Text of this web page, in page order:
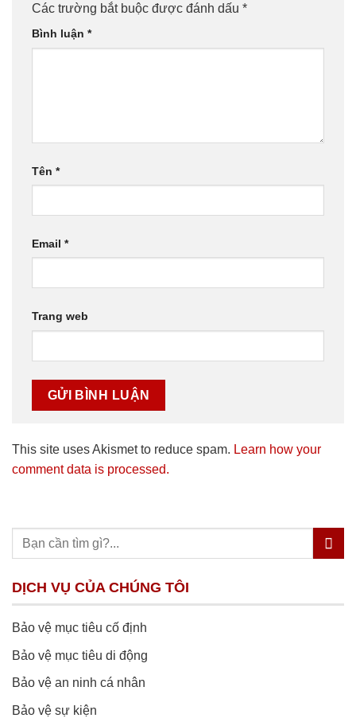
Các trường bắt buộc được đánh dấu *
Bình luận *
Tên *
Email *
Trang web
This site uses Akismet to reduce spam. Learn how your
comment data is processed.
DỊCH VỤ CỦA CHÚNG TÔI
Bảo vệ mục tiêu cố định
Bảo vệ mục tiêu di động
Bảo vệ an ninh cá nhân
Bảo vệ sự kiện